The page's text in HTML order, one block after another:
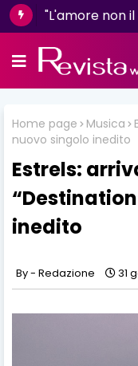
"L'amore non
Luisa D'Amico
Home page Musica
nuovo singolo inedito
Estrels:
inedito
Redazione 31